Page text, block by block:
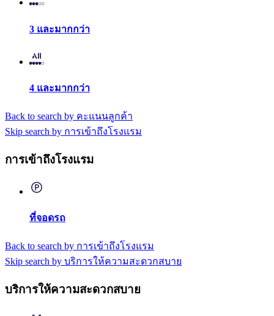
3 และมากกว่า
4 และมากกว่า
Back to search by คะแนนลูกค้า
Skip search by การเข้าถึงโรงแรม
การเข้าถึงโรงแรม
ที่จอดรถ
Back to search by การเข้าถึงโรงแรม
Skip search by บริการให้ความสะดวกสบาย
บริการให้ความสะดวกสบาย